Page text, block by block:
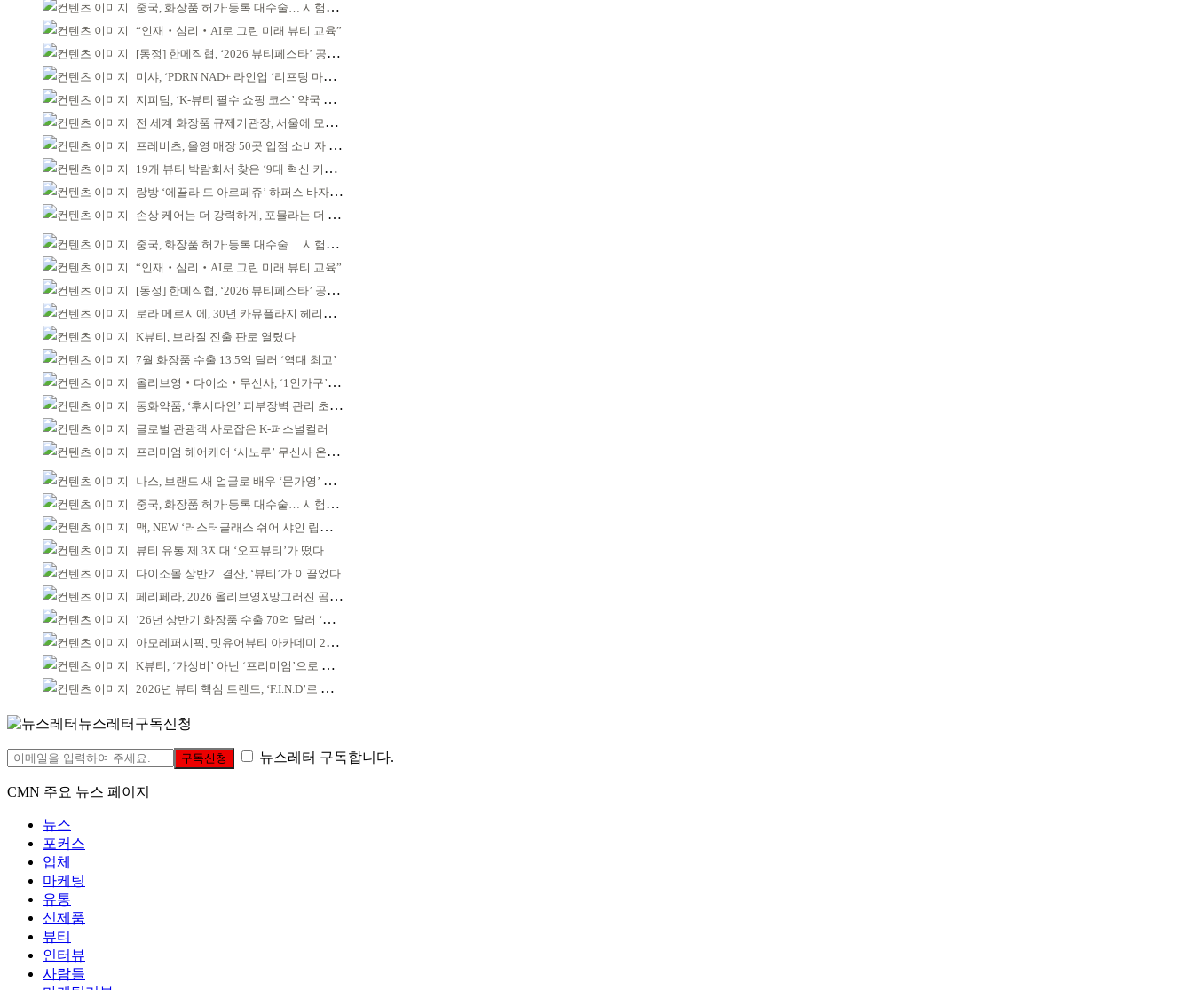
중국, 화장품 허가·등록 대수술… 시험자료 공용 허용
“인재‧심리‧AI로 그린 미래 뷰티 교육”
[동정] 한메직협, ‘2026 뷰티페스타’ 공동 주최
미샤, ‘PDRN NAD+ 라인업 ‘리프팅 마스크’ 출시
지피덤, ‘K-뷰티 필수 쇼핑 코스’ 약국 공략
전 세계 화장품 규제기관장, 서울에 모인다
프레비츠, 올영 매장 50곳 입점 소비자 접점 강화
19개 뷰티 박람회서 찾은 ‘9대 혁신 키워드’
랑방 ‘에끌라 드 아르페쥬’ 하퍼스 바자 화보 공개
손상 케어는 더 강력하게, 포뮬라는 더 산뜻하게!
중국, 화장품 허가·등록 대수술… 시험자료 공용 허용
“인재‧심리‧AI로 그린 미래 뷰티 교육”
[동정] 한메직협, ‘2026 뷰티페스타’ 공동 주최
로라 메르시에, 30년 카뮤플라지 헤리티지 담아
K뷰티, 브라질 진출 판로 열렸다
7월 화장품 수출 13.5억 달러 ‘역대 최고’
올리브영‧다이소‧무신사, ‘1인가구’가 이끈다
동화약품, ‘후시다인’ 피부장벽 관리 초점 ‘리브랜딩’
글로벌 관광객 사로잡은 K-퍼스널컬러
프리미엄 헤어케어 ‘시노루’ 무신사 온라인 입점
나스, 브랜드 새 얼굴로 배우 ‘문가영’ 발탁
중국, 화장품 허가·등록 대수술… 시험자료 공용 허용
맥, NEW ‘러스터글래스 쉬어 샤인 립스틱’ 출시
뷰티 유통 제 3지대 ‘오프뷰티’가 떴다
다이소몰 상반기 결산, ‘뷰티’가 이끌었다
페리페라, 2026 올리브영X망그러진 곰 콜라보
’26년 상반기 화장품 수출 70억 달러 ‘역대 최고’
아모레퍼시픽, 밋유어뷰티 아카데미 2기 발대식
K뷰티, ‘가성비’ 아닌 ‘프리미엄’으로 승부걸어야
2026년 뷰티 핵심 트렌드, ‘F.I.N.D’로 읽는다
뉴스레터구독신청
구독신청 뉴스레터 구독합니다.
CMN 주요 뉴스 페이지
뉴스
포커스
업체
마케팅
유통
신제품
뷰티
인터뷰
사람들